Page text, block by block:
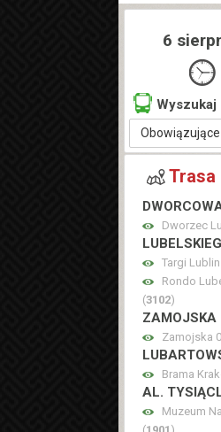
6
Wyszukaj
Trasa
Dworzec
Targi
Rondo
(3102)
ZAMOJSKA
Zamojska
Brama
AL.
Muzeum